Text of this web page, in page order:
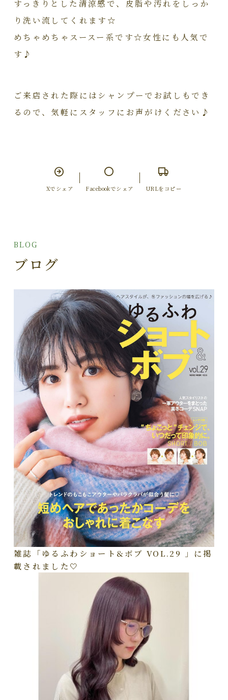
すっきりとした清涼感で、皮脂や汚れをしっか
り洗い流してくれます☆
めちゃめちゃスースー系です☆女性にも人気で
す♪
ご来店された際にはシャンプーでお試しもでき
るので、気軽にスタッフにお声がけください♪
Xでシェア Facebookでシェア URLをコピー
BLOG
ブログ
雑誌「ゆるふわショート&ボブ VOL.29 」に掲
載されました🤍